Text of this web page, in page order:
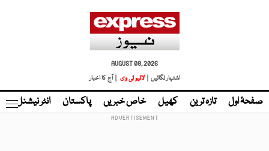
AUGUST 08, 2026
اشتہار لگائیں |
لائیو ٹی وی | آج کا اخبار
صفحۂ اول تازہ ترین کھیل خاص خبریں پاکستان انٹر نیشنل